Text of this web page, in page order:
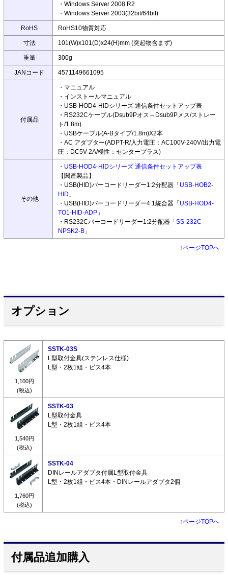
・Windows Server 2008 R2
・Windows Server 2003(32bit/64bit)
RoHS RoHS10物質対応
寸法 101(W)x101(D)x24(H)mm (突起物含まず)
重量 300g
JANコード 4571149661095
付属品
・マニュアル
・インストールマニュアル
・USB-HOD4-HIDシリーズ 通信条件セットアップ表
・RS232Cケーブル(Dsub9Pオス⇔Dsub9Pメス/ストレー
ト/1.8m)
・USBケーブル(A-Bタイプ/1.8m)X2本
・AC アダプター(ADPT-R/入力電圧：AC100V-240V/出力電
圧：DC5V-2A/極性：センタープラス)
その他
・ USB-HOD4-HIDシリーズ 通信条件セットアップ表
【関連製品】
・USB(HID)バーコードリーダー1:2分配器「 USB-HOB2-
HID 」
・USB(HID)バーコードリーダー4:1統合器「 USB-HOD4-
TO1-HID-ADP」
・RS232Cバーコードリーダー1:2分配器「 SS-232C-
NPSK2-B」
↑ページTOPへ
オプション
1,100円
(税込)
SSTK-03S
L型取付金具(ステンレス仕様)
L型・2枚1組・ビス4本
1,540円
(税込)
SSTK-03
L型取付金具
L型・2枚1組・ビス4本
1,760円
(税込)
SSTK-04
DINレールアダプタ付属L型取付金具
L型・2枚1組・ビス4本・DINレールアダプタ2個
↑ページTOPへ
付属品追加購入